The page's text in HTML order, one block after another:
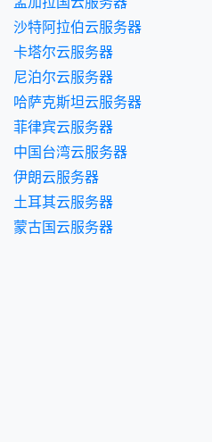
沙特阿拉伯云服务器
卡塔尔云服务器
尼泊尔云服务器
哈萨克斯坦云服务器
菲律宾云服务器
中国台湾云服务器
伊朗云服务器
土耳其云服务器
蒙古国云服务器